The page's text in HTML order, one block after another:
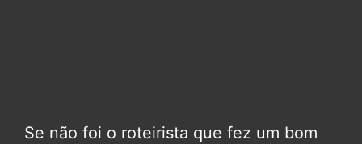
Se não foi o roteirista que fez um bom